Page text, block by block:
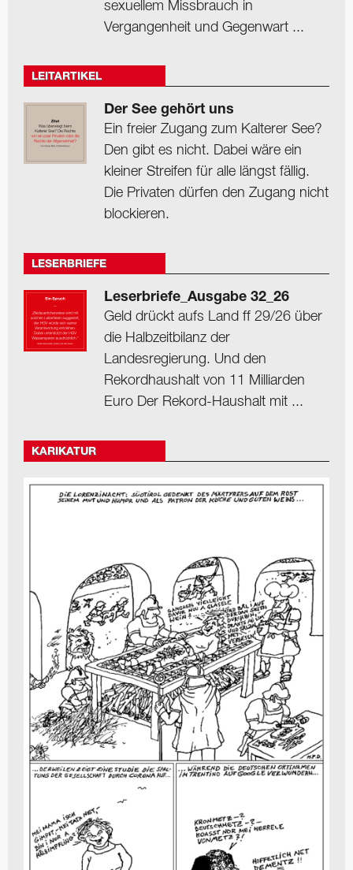
sexuellem Missbrauch in
Vergangenheit und Gegenwart ...
LEITARTIKEL
Der See gehört uns
Ein freier Zugang zum Kalterer See?
Den gibt es nicht. Dabei wäre ein
kleiner Streifen für alle längst fällig.
Die Privaten dürfen den Zugang nicht
blockieren.
LESERBRIEFE
Leserbriefe_Ausgabe 32_26
Geld drückt aufs Land ff 29/26 über
die Halbzeitbilanz der
Landesregierung. Und den
Rekordhaushalt von 11 Milliarden
Euro Der Rekord-Haushalt mit ...
KARIKATUR